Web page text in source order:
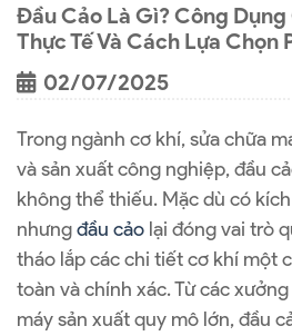
Đầu Cảo Là Gì? Công
Thực Tế Và Cách Lựa Chọn
02/07/2025
Trong ngành cơ khí, sửa chữa
và sản xuất công nghiệp, đầu
không thể thiếu. Mặc dù có
nhưngđầu cảo lại đóng vai trò
tháo lắp các chi tiết cơ khí một
toàn và chính xác. Từ các
máy sản xuất quy mô lớn, đầu